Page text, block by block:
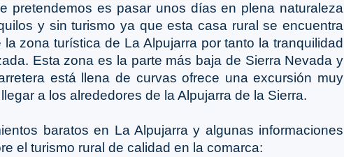
pretendemos es pasar unos días en plena naturaleza
y sin turismo ya que esta casa rural se encuentra
la zona turística de La Alpujarra por tanto la tranquilidad
Esta zona es la parte más baja de Sierra Nevada y
está llena de curvas ofrece una excursión muy
a los alrededores de la Alpujarra de la Sierra.
baratos en La Alpujarra y algunas informaciones
el turismo rural de calidad en la comarca: